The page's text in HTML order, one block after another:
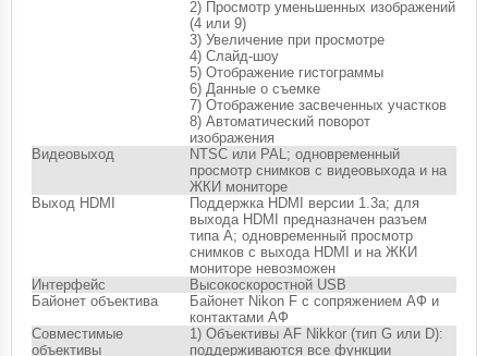
2) Просмотр уменьшенных изображений
(4 или 9)
3) Увеличение при просмотре
4) Слайд-шоу
5) Отображение гистограммы
6) Данные о съемке
7) Отображение засвеченных участков
8) Автоматический поворот
изображения
Видеовыход
NTSC или PAL; одновременный
просмотр снимков с видеовыхода и на
ЖКИ мониторе
Выход HDMI
Поддержка HDMI версии 1.3a; для
выхода HDMI предназначен разъем
типа A; одновременный просмотр
снимков с выхода HDMI и на ЖКИ
мониторе невозможен
Интерфейс
Высокоскоростной USB
Байонет объектива
Байонет Nikon F с сопряжением АФ и
контактами АФ
Совместимые
объективы
1) Объективы AF Nikkor (тип G или D):
поддерживаются все функции